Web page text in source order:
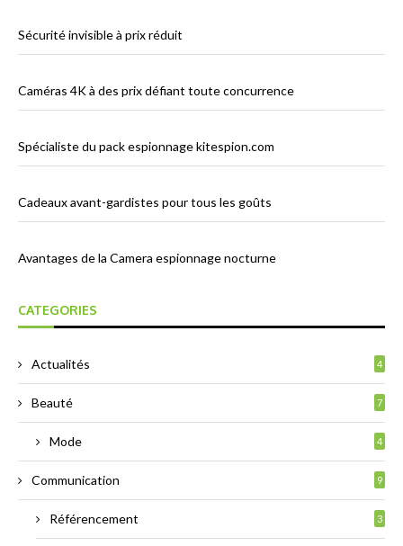
Sécurité invisible à prix réduit
Caméras 4K à des prix défiant toute concurrence
Spécialiste du pack espionnage kitespion.com
Cadeaux avant-gardistes pour tous les goûts
Avantages de la Camera espionnage nocturne
CATEGORIES
Actualités 4
Beauté 7
Mode 4
Communication 9
Référencement 3